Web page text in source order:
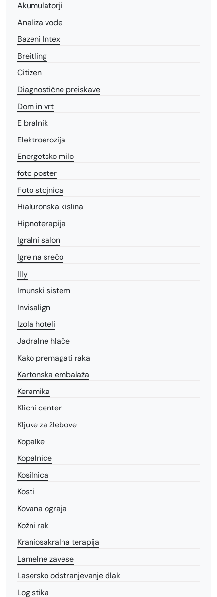
Akumulatorji
Analiza vode
Bazeni Intex
Breitling
Citizen
Diagnostične preiskave
Dom in vrt
E bralnik
Elektroerozija
Energetsko milo
foto poster
Foto stojnica
Hialuronska kislina
Hipnoterapija
Igralni salon
Igre na srečo
Illy
Imunski sistem
Invisalign
Izola hoteli
Jadralne hlače
Kako premagati raka
Kartonska embalaža
Keramika
Klicni center
Kljuke za žlebove
Kopalke
Kopalnice
Kosilnica
Kosti
Kovana ograja
Kožni rak
Kraniosakralna terapija
Lamelne zavese
Lasersko odstranjevanje dlak
Logistika